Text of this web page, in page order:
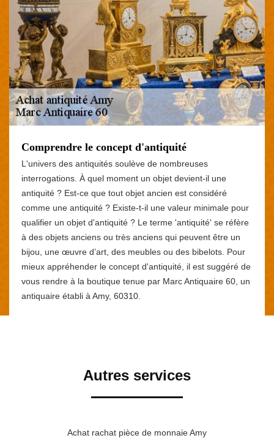
Comprendre le concept d'antiquité
L'univers des antiquités soulève de nombreuses
interrogations. À quel moment un objet devient-il une
antiquité ? Est-ce que tout objet ancien est considéré
comme une antiquité ? Existe-t-il une valeur minimale pour
qualifier un objet d'antiquité ? Le terme 'antiquité' se réfère
à des objets anciens ou très anciens qui peuvent être un
bijou, une œuvre d’art, des meubles ou des bibelots. Pour
mieux appréhender le concept d'antiquité, il est suggéré de
vous rendre à la boutique tenue par Marc Antiquaire 60, un
antiquaire établi à Amy, 60310.
Autres services
Achat rachat pièce de monnaie Amy